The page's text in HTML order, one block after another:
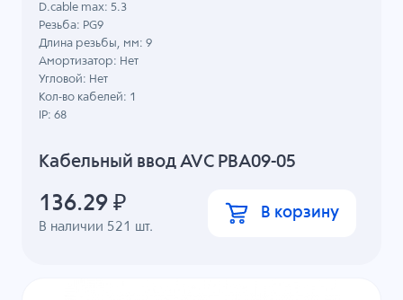
Кабельный ввод AVC PBA09-05
В наличии 521 шт.
D.cable max: 5.3
Резьба: PG9
Длина резьбы, мм: 9
Амортизатор: Нет
Угловой: Нет
Кол-во кабелей: 1
IP: 68
136.29 ₽ В корзину